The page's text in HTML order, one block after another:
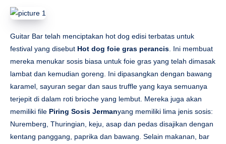
Guitar Bar telah menciptakan hot dog edisi terbatas untuk
festival yang disebut Hot dog foie gras perancis . Ini membuat
mereka menukar sosis biasa untuk foie gras yang telah dimasak
lambat dan kemudian goreng. Ini dipasangkan dengan bawang
karamel, sayuran segar dan saus truffle yang kaya semuanya
terjepit di dalam roti brioche yang lembut. Mereka juga akan
memiliki file Piring Sosis Jermanyang memiliki lima jenis sosis:
Nuremberg, Thuringian, keju, asap dan pedas disajikan dengan
kentang panggang, paprika dan bawang. Selain makanan, bar